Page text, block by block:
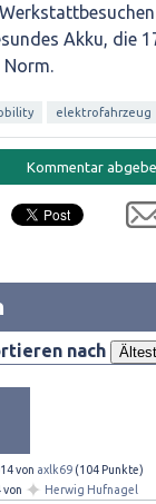
Akku, die
Norm.
elektrofahrzeug
nach
von axlk69 (104 Punkte)
von ✦ Herwig Hufnagel